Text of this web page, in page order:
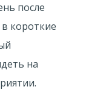
после
короткие
на